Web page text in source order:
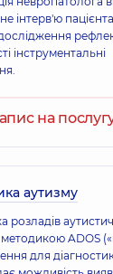
інтерв'ю
інструментальні
на
аутизму
розладів
методикою ADOS
для